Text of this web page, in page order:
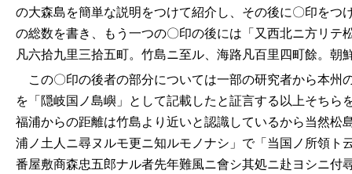
の大森島を簡単な説明をつけて紹介し、その後に〇印を
の総数を書き、もう一つの〇印の後には「又西北ニ方リ
凡六拾九里三拾五町。竹島ニ至ル、海路凡百里四町餘。
この〇印の後者の部分については一部の研究者から本州
を「隠岐国ノ島嶼」として記載したと証言する以上そち
福浦からの距離は竹島より近いと認識しているから当然
浦ノ土人ニ尋ヌルモ更ニ知ルモノナシ」で「当国ノ所領
番屋敷商森忠五郎ナル者先年難風ニ會シ其処ニ赴ヨシニ